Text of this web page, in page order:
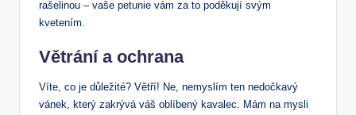
rašelinou – vaše petunie vám za to poděkují svým
kvetením.
Větrání a ochrana
Víte, co je důležité? Větří! Ne, nemyslím ten nedočkavý
vánek, který zakrývá váš oblíbený kavalec. Mám na mysli